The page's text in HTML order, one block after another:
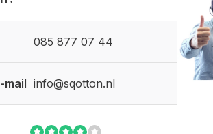
085 877 07 44
mail info@sqotton.nl